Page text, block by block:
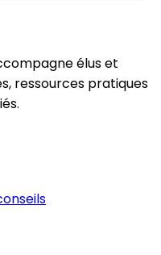
élus et
ressources pratiques